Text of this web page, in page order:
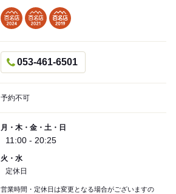
053-461-6501
予約不可
月・木・金・土・日
11:00 - 20:25
火・水
定休日
営業時間・定休日は変更となる場合がございますの